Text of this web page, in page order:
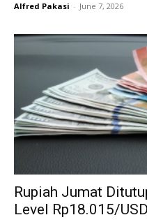
Alfred Pakasi - June 7, 2026
Rupiah Jumat
Level Rp18.015/